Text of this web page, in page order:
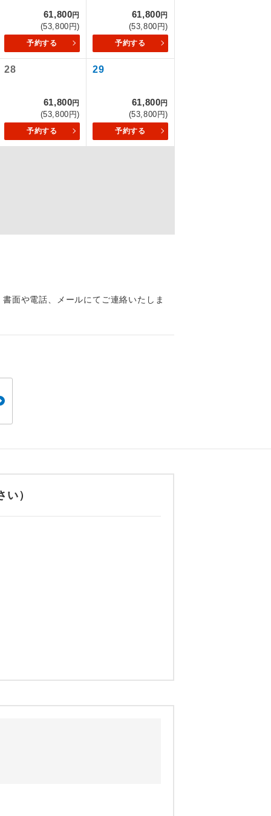
61,800円
(53,800円)
予約する
61,800円
(53,800円)
予約する
28
61,800円
(53,800円)
予約する
29
61,800円
(53,800円)
予約する
面や電話、メールにてご連絡いたしま
）
訪ねるコー
。